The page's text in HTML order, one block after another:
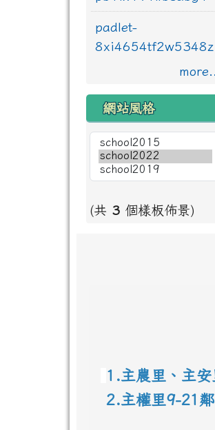
padlet-
8xi4654tf2w5348z
more...
網站風格
(共 3個樣板佈景)
1.主農里、主
2.主權里9-21